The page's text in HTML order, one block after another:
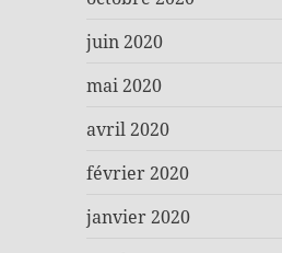
juin 2020
mai 2020
avril 2020
février 2020
janvier 2020